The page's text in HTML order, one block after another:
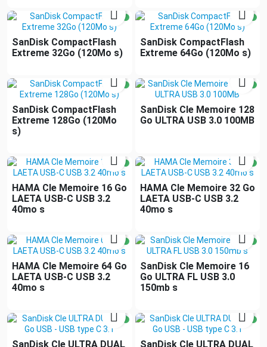

SanDisk CompactFlash
Extreme 32Go (120Mo s)

SanDisk CompactFlash
Extreme 64Go (120Mo s)

SanDisk CompactFlash
Extreme 128Go (120Mo
s)

SanDisk Cle Memoire 128
Go ULTRA USB 3.0 100MB

HAMA Cle Memoire 16 Go
LAETA USB-C USB 3.2
40mo s

HAMA Cle Memoire 32 Go
LAETA USB-C USB 3.2
40mo s

HAMA Cle Memoire 64 Go
LAETA USB-C USB 3.2
40mo s

SanDisk Cle Memoire 16
Go ULTRA FL USB 3.0
150mb s

SanDisk Cle ULTRA DUAL

SanDisk Cle ULTRA DUAL